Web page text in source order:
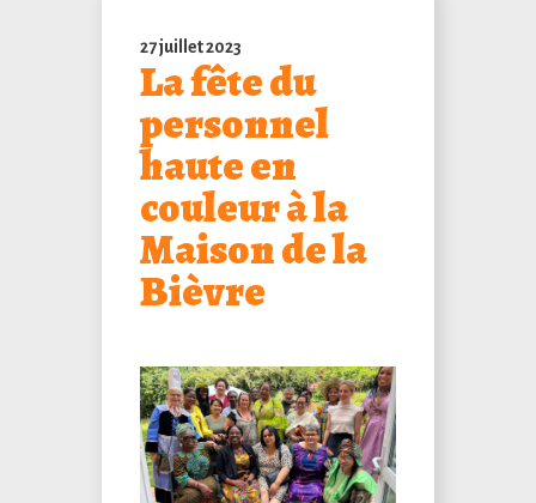
27 juillet 2023
La fête du
personnel
haute en
couleur à la
Maison de la
Bièvre